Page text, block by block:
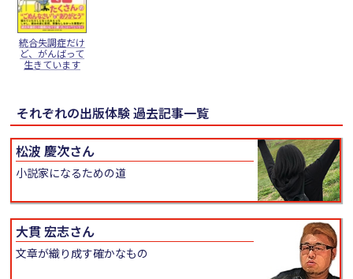
統合失調症だけ
ど、がんばって
生きています
それぞれの出版体験 過去記事一覧
松波 慶次さん
小説家になるための道
大貫 宏志さん
文章が織り成す確かなもの